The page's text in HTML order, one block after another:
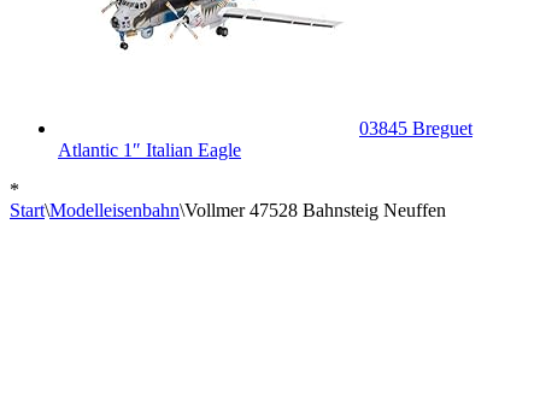
03845 Breguet
Atlantic 1″ Italian Eagle
*
Start\Modelleisenbahn\Vollmer 47528 Bahnsteig Neuffen